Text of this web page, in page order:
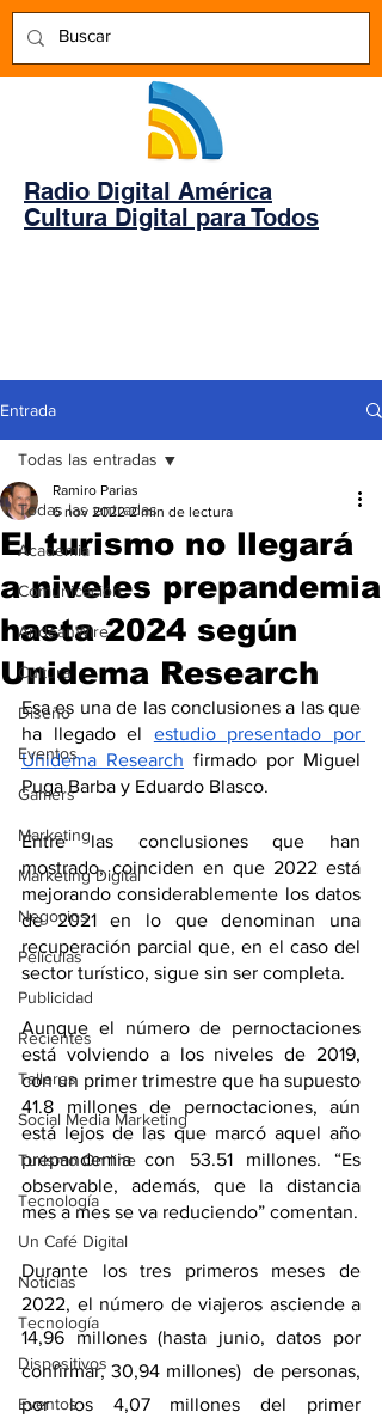
Radio Digital América
Cultura Digital para Todos
Entrada
Todas las entradas
Academia
Comunicación
AndeanWire
Cultura
Diseño
Eventos
Gamers
Marketing
Marketing Digital
Negocios
Películas
Publicidad
Recientes
Talleres
Social Media Marketing
Turismo On line
Tecnología
Un Café Digital
Noticias
Tecnología
Dispositivos
Eventos
Todas las entradas
El turismo no llegará
a niveles prepandemia
hasta 2024 según
Unidema Research
Ramiro Parias
6 nov 2022 2 min de lectura
Esa es una de las conclusiones a las que
ha llegado el estudio presentado por
Unidema Research firmado por Miguel
Puga Barba y Eduardo Blasco.
Entre las conclusiones que han
mostrado, coinciden en que 2022 está
mejorando considerablemente los datos
de 2021 en lo que denominan una
recuperación parcial que, en el caso del
sector turístico, sigue sin ser completa.
Aunque el número de pernoctaciones
está volviendo a los niveles de 2019,
con un primer trimestre que ha supuesto
41.8 millones de pernoctaciones, aún
está lejos de las que marcó aquel año
prepandemia con 53.51 millones. “Es
observable, además, que la distancia
mes a mes se va reduciendo” comentan.
Durante los tres primeros meses de
2022, el número de viajeros asciende a
14,96 millones (hasta junio, datos por
confirmar, 30,94 millones)  de personas,
por los 4,07 millones del primer